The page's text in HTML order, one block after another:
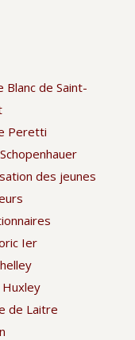
Blanc de Saint-
Peretti
des jeunes
Ier
Huxley
de Laitre